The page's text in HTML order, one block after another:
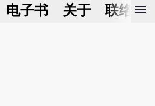
电子书 关于 联络我
menu